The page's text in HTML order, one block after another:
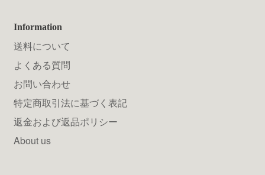
Information
送料について
よくある質問
お問い合わせ
特定商取引法に基づく表記
返金および返品ポリシー
About us